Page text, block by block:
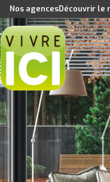
Nos agencesDécouvrir le